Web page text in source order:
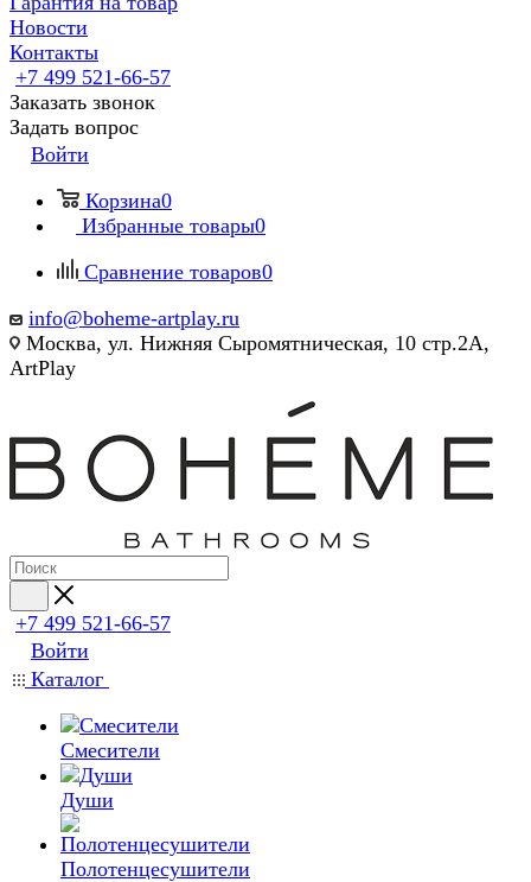
Новости
Контакты
+7 499 521-66-57
Заказать звонок
Задать вопрос
Войти
Корзина0
Избранные товары0
Сравнение товаров0
info@boheme-artplay.ru
Москва, ул. Нижняя Сыромятническая, 10 стр.2А,
ArtPlay
+7 499 521-66-57
Войти
Каталог
Смесители
Души
Полотенцесушители